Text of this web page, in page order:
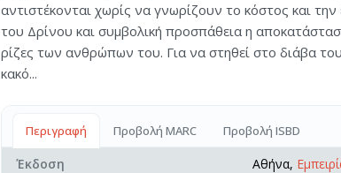
αντιστέκονται χωρίς να γνωρίζουν το κόστος και
του Δρίνου και συμβολική προσπάθεια η
ρίζες των ανθρώπων του. Για να στηθεί στο διάβα
κακό...
Περιγραφή Προβολή MARC Προβολή ISBD
Έκδοση Αθήνα,